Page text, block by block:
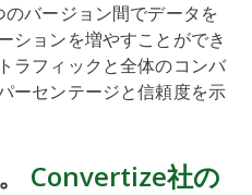
バージョン間でデータを
ションを増やすことができ
ラフィックと全体のコンバ
ーセンテージと信頼度を示
Convertize社の